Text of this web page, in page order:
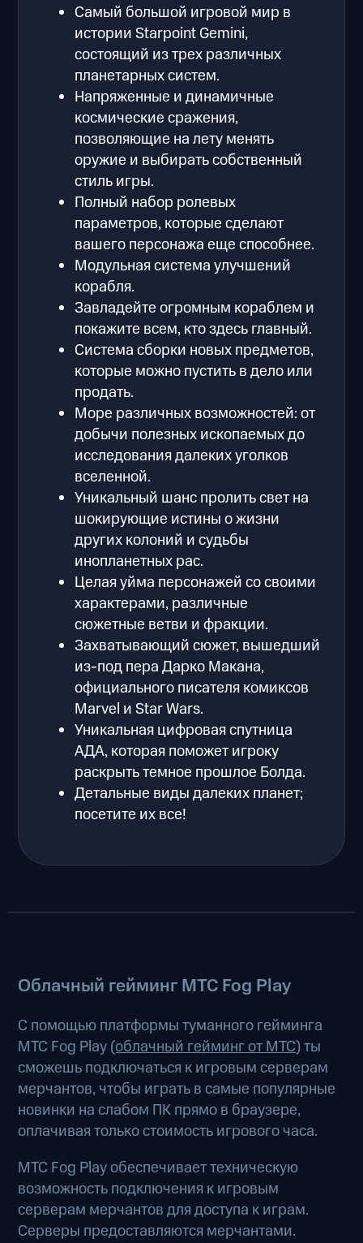
Самый большой игровой мир в
истории Starpoint Gemini,
состоящий из трех различных
планетарных систем.
Напряженные и динамичные
космические сражения,
позволяющие на лету менять
оружие и выбирать собственный
стиль игры.
Полный набор ролевых
параметров, которые сделают
вашего персонажа еще способнее.
Модульная система улучшений
корабля.
Завладейте огромным кораблем и
покажите всем, кто здесь главный.
Система сборки новых предметов,
которые можно пустить в дело или
продать.
Море различных возможностей: от
добычи полезных ископаемых до
исследования далеких уголков
вселенной.
Уникальный шанс пролить свет на
шокирующие истины о жизни
других колоний и судьбы
инопланетных рас.
Целая уйма персонажей со своими
характерами, различные
сюжетные ветви и фракции.
Захватывающий сюжет, вышедший
из-под пера Дарко Макана,
официального писателя комиксов
Marvel и Star Wars.
Уникальная цифровая спутница
АДА, которая поможет игроку
раскрыть темное прошлое Болда.
Детальные виды далеких планет;
посетите их все!
Облачный гейминг МТС Fog Play
С помощью платформы туманного гейминга
МТС Fog Play (облачный гейминг от МТС) ты
сможешь подключаться к игровым серверам
мерчантов, чтобы играть в самые популярные
новинки на слабом ПК прямо в браузере,
оплачивая только стоимость игрового часа.
МТС Fog Play обеспечивает техническую
возможность подключения к игровым
серверам мерчантов для доступа к играм.
Серверы предоставляются мерчантами.